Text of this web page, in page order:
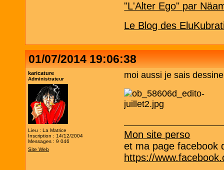
"L'Alter Ego" par
Le Blog des
01/07/2014 19:06:38
karicature
Administrateur
Lieu : La Matrice
Inscription : 14/12/2004
Messages : 9 046
Site Web
moi aussi je sais
Mon site perso
et ma page facebook
https://